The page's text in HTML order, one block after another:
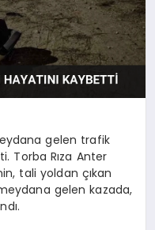
gelen trafik
Torba Rıza Anter
tali yoldan çıkan
gelen kazada,